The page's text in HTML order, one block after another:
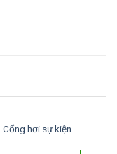
Cổng hơi sự kiện